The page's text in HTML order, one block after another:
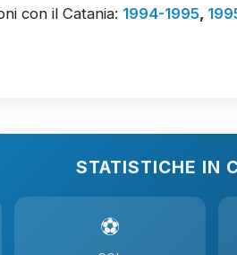
con il Catania: 1994-1995,
STATISTICHE IN
⚽